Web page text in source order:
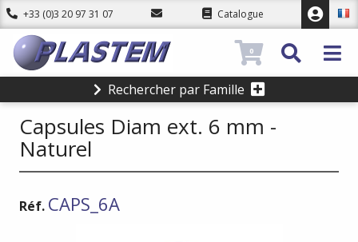
+33 (0)3 20 97 31 07 Catalogue
Rechercher par Famille
0
Capsules Diam ext. 6 mm -
Naturel
Réf. CAPS_6A